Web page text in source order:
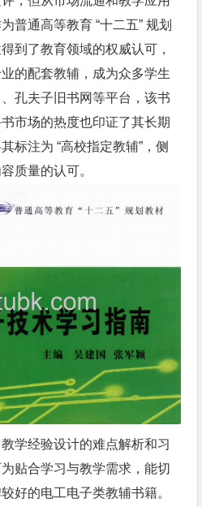
普通高等教育 “十二五” 规划
到了教育领域的权威认可，
的配套教辅，成为众多学生
孔夫子旧书网等平台，该书
市场的热度也印证了其长期
标注为 “高校指定教辅”，侧
质量的认可。
学经验设计的难点解析和习
贴合学习与教学需求，能切
好的电工电子类教辅书籍。